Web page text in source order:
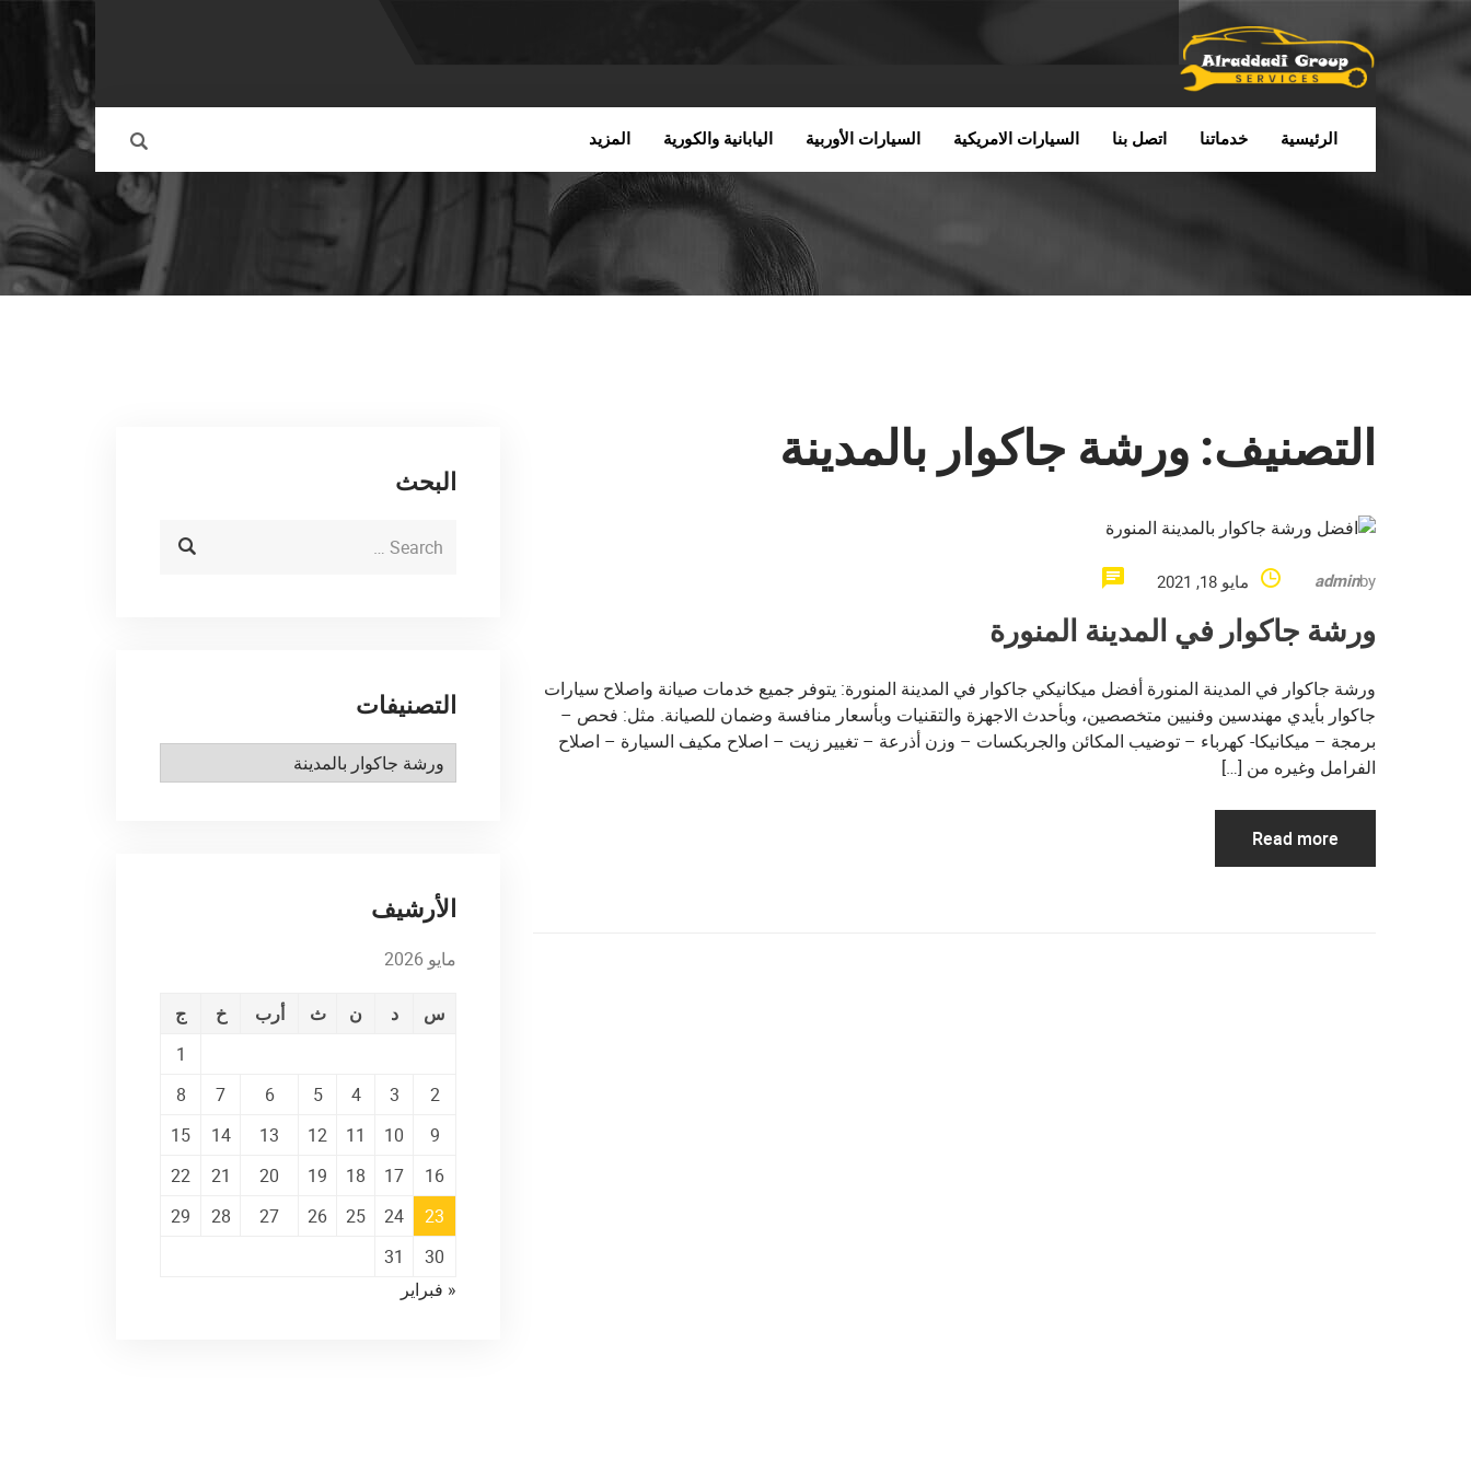
الرئيسية خدماتنا اتصل بنا السيارات الامريكية السيارات الأوربية اليابانية والكورية المزيد
التصنيف: ورشة جاكوار بالمدينة
by
admin مايو 18, 2021
ورشة جاكوار في المدينة المنورة
ورشة جاكوار في المدينة المنورة أفضل ميكانيكي جاكوار في المدينة المنورة: يتوفر جميع خدمات صيانة واصلاح سيارات
جاكوار بأيدي مهندسين وفنيين متخصصين، وبأحدث الاجهزة والتقنيات وبأسعار منافسة وضمان للصيانة. مثل: فحص –
برمجة – ميكانيكا- كهرباء – توضيب المكائن والجربكسات – وزن أذرعة – تغيير زيت – اصلاح مكيف السيارة – اصلاح
الفرامل وغيره من […]
Read more
البحث
التصنيفات
التصنيفات
الأرشيف
مايو 2026
س د ن ث أرب خ
ج
1
2
3
4
5
6
7
8
9
10
11
12
13
14
15
16
17
18
19
20
21
22
23
24
25
26
27
28
29
30
31
« فبراير